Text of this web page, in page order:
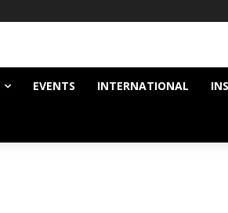
EVENTS INTERNATIONAL